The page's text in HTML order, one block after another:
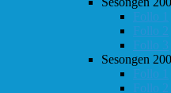
Follo 1
Follo 2
Follo 3
Sesongen
Follo 1
Follo 2